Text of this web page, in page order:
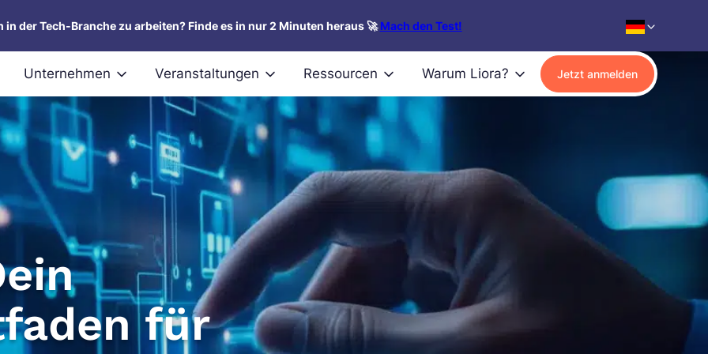
in der Tech-Branche zu arbeiten? Finde es in nur 2 Minuten heraus 🚀Mach den Test!
Unternehmen Veranstaltungen Ressourcen Warum Liora? Jetzt anmelden
für